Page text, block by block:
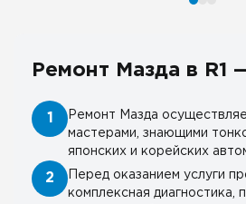
Ремонт Мазда в R1
1
Ремонт Мазда
мастерами, знающими
японских и корейских
2
Перед оказанием услуги
комплексная диагностика,